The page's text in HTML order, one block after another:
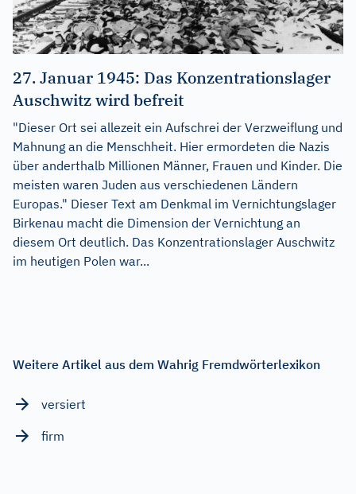
27. Januar 1945: Das Konzentrationslager
Auschwitz wird befreit
"Dieser Ort sei allezeit ein Aufschrei der Verzweiflung und
Mahnung an die Menschheit. Hier ermordeten die Nazis
über anderthalb Millionen Männer, Frauen und Kinder. Die
meisten waren Juden aus verschiedenen Ländern
Europas." Dieser Text am Denkmal im Vernichtungslager
Birkenau macht die Dimension der Vernichtung an
diesem Ort deutlich. Das Konzentrationslager Auschwitz
im heutigen Polen war...
Weitere Artikel aus dem Wahrig Fremdwörterlexikon
versiert
firm